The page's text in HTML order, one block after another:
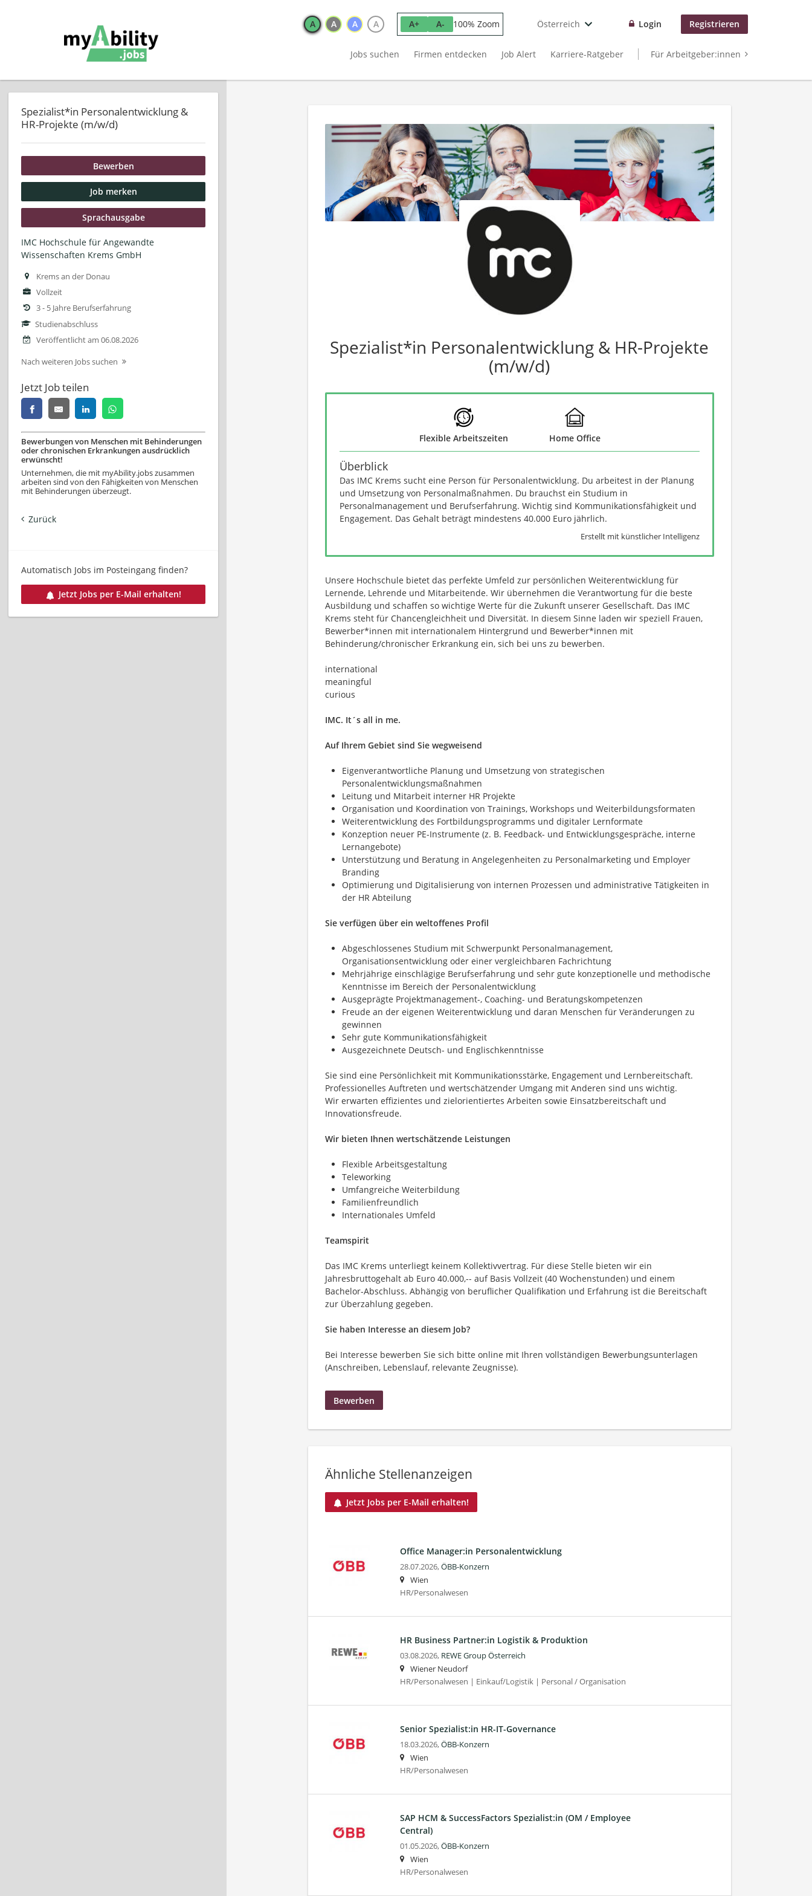
A A A A A+ A- 100% Zoom Österreich Login Registrieren
Jobs suchen Firmen entdecken Job Alert Karriere-Ratgeber Für Arbeitgeber:innen
Spezialist*in Personalentwicklung &
HR-Projekte (m/w/d)
Bewerben
Job merken
Sprachausgabe
IMC Hochschule für Angewandte
Wissenschaften Krems GmbH
Krems an der Donau
Vollzeit
3 - 5 Jahre Berufserfahrung
Studienabschluss
Veröffentlicht am 06.08.2026
Nach weiteren Jobs suchen
Jetzt Job teilen
Bewerbungen von Menschen mit Behinderungen
oder chronischen Erkrankungen ausdrücklich
erwünscht!
Unternehmen, die mit myAbility.jobs zusammen
arbeiten sind von den Fähigkeiten von Menschen
mit Behinderungen überzeugt.
Zurück
Automatisch Jobs im Posteingang finden?
Jetzt Jobs per E-Mail erhalten!
Spezialist*in Personalentwicklung & HR-Projekte
(m/w/d)
Flexible Arbeitszeiten Home Office
Überblick
Das IMC Krems sucht eine Person für Personalentwicklung. Du arbeitest in der Planung
und Umsetzung von Personalmaßnahmen. Du brauchst ein Studium in
Personalmanagement und Berufserfahrung. Wichtig sind Kommunikationsfähigkeit und
Engagement. Das Gehalt beträgt mindestens 40.000 Euro jährlich.
Erstellt mit künstlicher Intelligenz
Unsere Hochschule bietet das perfekte Umfeld zur persönlichen Weiterentwicklung für
Lernende, Lehrende und Mitarbeitende. Wir übernehmen die Verantwortung für die beste
Ausbildung und schaffen so wichtige Werte für die Zukunft unserer Gesellschaft. Das IMC
Krems steht für Chancengleichheit und Diversität. In diesem Sinne laden wir speziell Frauen,
Bewerber*innen mit internationalem Hintergrund und Bewerber*innen mit
Behinderung/chronischer Erkrankung ein, sich bei uns zu bewerben.
international
meaningful
curious
IMC. It´s all in me.
Auf Ihrem Gebiet sind Sie wegweisend
Eigenverantwortliche Planung und Umsetzung von strategischen
Personalentwicklungsmaßnahmen
Leitung und Mitarbeit interner HR Projekte
Organisation und Koordination von Trainings, Workshops und Weiterbildungsformaten
Weiterentwicklung des Fortbildungsprogramms und digitaler Lernformate
Konzeption neuer PE-Instrumente (z. B. Feedback- und Entwicklungsgespräche, interne
Lernangebote)
Unterstützung und Beratung in Angelegenheiten zu Personalmarketing und Employer
Branding
Optimierung und Digitalisierung von internen Prozessen und administrative Tätigkeiten in
der HR Abteilung
Sie verfügen über ein weltoffenes Profil
Abgeschlossenes Studium mit Schwerpunkt Personalmanagement,
Organisationsentwicklung oder einer vergleichbaren Fachrichtung
Mehrjährige einschlägige Berufserfahrung und sehr gute konzeptionelle und methodische
Kenntnisse im Bereich der Personalentwicklung
Ausgeprägte Projektmanagement-, Coaching- und Beratungskompetenzen
Freude an der eigenen Weiterentwicklung und daran Menschen für Veränderungen zu
gewinnen
Sehr gute Kommunikationsfähigkeit
Ausgezeichnete Deutsch- und Englischkenntnisse
Sie sind eine Persönlichkeit mit Kommunikationsstärke, Engagement und Lernbereitschaft.
Professionelles Auftreten und wertschätzender Umgang mit Anderen sind uns wichtig.
Wir erwarten effizientes und zielorientiertes Arbeiten sowie Einsatzbereitschaft und
Innovationsfreude.
Wir bieten Ihnen wert­schätzende Leistungen
Flexible Arbeits­gestaltung
Teleworking
Umfangreiche Weiterbildung
Familien­freundlich
Internationales Umfeld
Teamspirit
Das IMC Krems unterliegt keinem Kollektivvertrag. Für diese Stelle bieten wir ein
Jahresbruttogehalt ab Euro 40.000,-- auf Basis Vollzeit (40 Wochenstunden) und einem
Bachelor-Abschluss. Abhängig von beruflicher Qualifikation und Erfahrung ist die Bereitschaft
zur Überzahlung gegeben.
Sie haben Interesse an diesem Job?
Bei Interesse bewerben Sie sich bitte online mit Ihren vollständigen Bewerbungsunterlagen
(Anschreiben, Lebenslauf, relevante Zeugnisse).
Bewerben
Ähnliche Stellenanzeigen
Jetzt Jobs per E-Mail erhalten!
Office Manager:in Personalentwicklung
28.07.2026,ÖBB-Konzern
Wien
HR/Personalwesen
HR Business Partner:in Logistik & Produktion
03.08.2026, REWE Group Österreich
Wiener Neudorf
HR/Personalwesen | Einkauf/Logistik | Personal / Organisation
Senior Spezialist:in HR-IT-Governance
18.03.2026,ÖBB-Konzern
Wien
HR/Personalwesen
SAP HCM & SuccessFactors Spezialist:in (OM / Employee
Central)
01.05.2026,ÖBB-Konzern
Wien
HR/Personalwesen